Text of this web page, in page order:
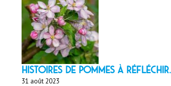
HISTOIRES DE POMMES À
31 août 2023